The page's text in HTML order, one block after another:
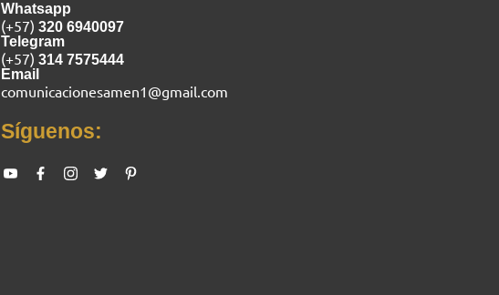
Whatsapp
(+57)320 6940097
Telegram
(+57)314 7575444
Email
comunicacionesamen1@gmail.com
Síguenos: